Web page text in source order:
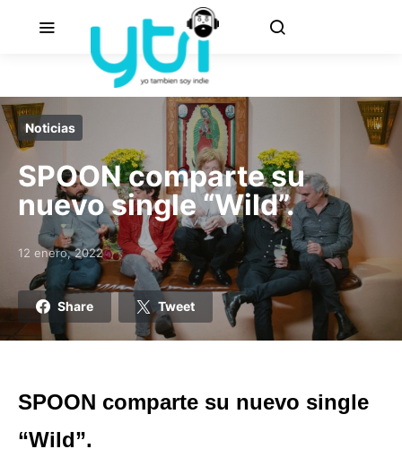
Noticias
SPOON comparte su
nuevo single “Wild”.
Posted on
12 enero, 2022
Share Tweet
SPOON comparte su nuevo single
“Wild”.